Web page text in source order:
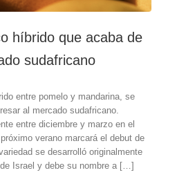
híbrido que acaba de
sudafricano
entre pomelo y mandarina, se
al mercado sudafricano.
entre diciembre y marzo en el
verano marcará el debut de
se desarrolló originalmente
Israel y debe su nombre a […]